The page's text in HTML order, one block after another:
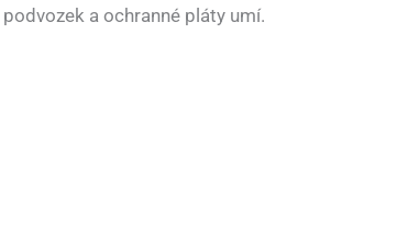
a ochranné pláty umí.